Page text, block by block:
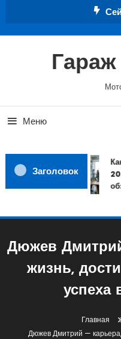
Гараж
Меню
Заголовок
Дюжев
жизнь,
успеха
Главная
Дюжев Дмитрий —